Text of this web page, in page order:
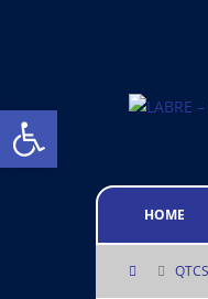
HOME
Abrir a